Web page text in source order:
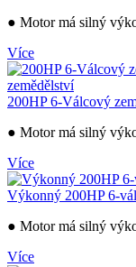
● Motor má silný
Více
200HP 6-Válcový
● Motor má silný
Více
Výkonný 200HP 6-
● Motor má silný
Více